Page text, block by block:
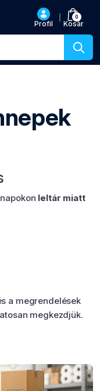
Profil
0
Kosár
leltár miatt
a megrendelések
megkezdjük.